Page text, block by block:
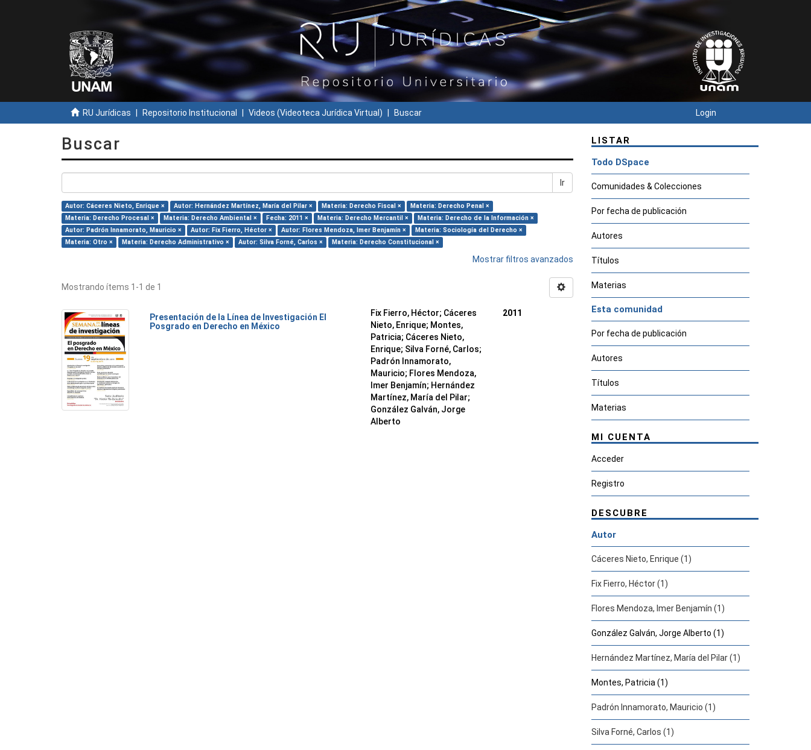
RU Jurídicas Repositorio Institucional Videos (Videoteca Jurídica Virtual) Buscar Login
Buscar
Ir
Autor: Cáceres Nieto, Enrique × Autor: Hernández Martínez, María del Pilar × Materia: Derecho Fiscal ×
Materia: Derecho Penal ×
Materia: Derecho Procesal ×
Materia: Derecho Ambiental × Fecha: 2011 × Materia: Derecho Mercantil ×
Materia: Derecho de la Información ×
Autor: Padrón Innamorato, Mauricio ×
Autor: Fix Fierro, Héctor × Autor: Flores Mendoza, Imer Benjamín ×
Materia: Sociología del Derecho ×
Materia: Otro ×
Materia: Derecho Administrativo × Autor: Silva Forné, Carlos × Materia: Derecho Constitucional ×
Mostrar filtros avanzados
Mostrando ítems 1-1 de 1
Presentación de la Línea de Investigación El
Posgrado en Derecho en México
Fix Fierro, Héctor; Cáceres
Nieto, Enrique; Montes,
Patricia; Cáceres Nieto,
Enrique; Silva Forné, Carlos;
Padrón Innamorato,
Mauricio; Flores Mendoza,
Imer Benjamín; Hernández
Martínez, María del Pilar;
González Galván, Jorge
Alberto
2011
LISTAR
Todo DSpace
Comunidades & Colecciones
Por fecha de publicación
Autores
Títulos
Materias
Esta comunidad
Por fecha de publicación
Autores
Títulos
Materias
MI CUENTA
Acceder
Registro
DESCUBRE
Autor
Cáceres Nieto, Enrique (1)
Fix Fierro, Héctor (1)
Flores Mendoza, Imer Benjamín (1)
González Galván, Jorge Alberto (1)
Hernández Martínez, María del Pilar (1)
Montes, Patricia (1)
Padrón Innamorato, Mauricio (1)
Silva Forné, Carlos (1)